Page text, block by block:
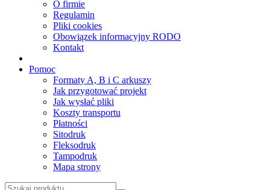
O firmie
Regulamin
Pliki cookies
Obowiązek informacyjny RODO
Kontakt
Pomoc
Formaty A, B i C arkuszy
Jak przygotować projekt
Jak wysłać pliki
Koszty transportu
Płatności
Sitodruk
Fleksodruk
Tampodruk
Mapa strony